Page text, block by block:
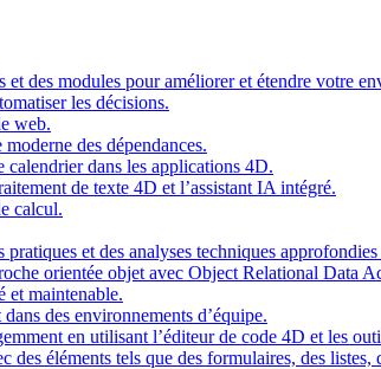
des modules pour améliorer et étendre votre
les décisions.
web.
des dépendances.
calendrier dans les applications 4D.
de texte 4D et l’assistant IA intégré.
calcul.
et des analyses techniques
orientée objet avec Object Relational Data
et maintenable.
des environnements d’équipe.
en utilisant l’éditeur de code 4D et les
éléments tels que des formulaires, des listes,